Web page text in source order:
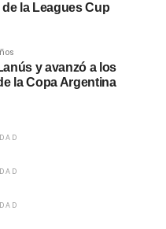
la Leagues Cup
y avanzó a los
la Copa Argentina